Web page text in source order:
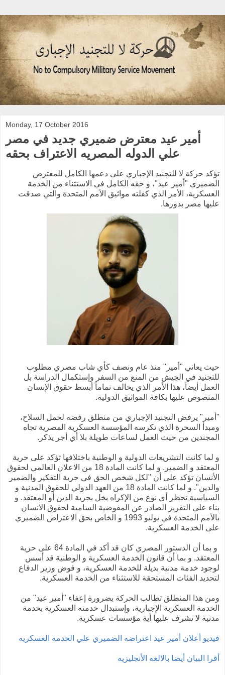
Monday, 17 October 2016
أمير عيد معترض ضميري جديد في مصر
علي الدوله المصريه الاعتراف بحقه
تؤكد حركة لا للتجنيد الإجباري على دعمها الكامل للمعترض
الضميري "أمير عيد"، و حقه الكامل في الاستثناء من الخدمة
العسكرية، الأمر الذي كفلته مواثيق الأمم المتحدة والتي صدقت
عليها مصر بدورها.
حيث يعاني "أمير" منذ عام ونصف كأي شاب مصري مطلوب
للتجنيد في الجيش من المنع من السفر وإستكمال الدراسة بل
العمل أيضاً، هذا الأمر الذي يخالف تماماً أبسط حقوق الإنسان
المنصوص عليها بكافة المواثيق الدولية.
"أمير" يرفض التجنيد الإجباري من منطلق رفضه لحمل السلاح،
ومبدأ السخرة الذي تكرسه المؤسسة العسكرية المصرية تجاه
المجندين من حيث العمل لساعات طويلة بلا أي أجر يذكر.
و لما كانت التشريعات الدولية و الوطنية باختلافها تؤكد على حرية
المعتقد و الضمير. و لما كانت المادة 18 من الاعلان العالمي لحقوق
الأنسان تؤكد على أن "لكل شخص الحق في حرية التفكير والضمير
والدين". و لما كانت المادة 18 من العهد الدولي للحقوق المدنية و
السياسية تحظر أي نوع من الإكراه يخل بحرية الدين أو المعتقد. و
بناء على التقرير الصادر عن المفوضية السامية لحقوق الانسان
بالأمم المتحدة في يوليو 1993 و الخاص بحق الاعتراض الضميري
على الخدمة العسكرية.
و بما أن الدستور المصري كان قد أكد في المادة 64 على حرية
المعتقد. و بما أن قانون الخدمة العسكرية و الوطنية قد أسس
لوجود خدمة مدنية بديلة للخدمة العسكرية، و فوض وزير الدفاع
لتحديد الفئات المستحقة للاستثناء من الخدمة العسكرية.
ومن هذا المنطلق تطالب الحركة بضرورة إعفاء "أمير عيد" من
الخدمة العسكرية الإجبارية، وإستبدال خدمته العسكرية بخدمة
مدنية لا تشرف عليها أية مؤسسات عسكرية.
فيديو أعلان أمير عيد اعتراضه الضميري علي الخدمه العسكريه
أقرا البيان أيضا بالالغه الأنجليزيه